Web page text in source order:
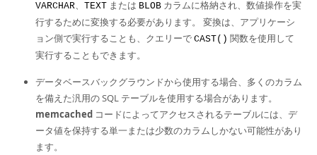
VARCHAR、 TEXT または BLOB カラムに格納され、数値操作を実
行するために変換する必要があります。 変換は、アプリケーシ
ョン側で実行することも、クエリーで CAST() 関数を使用して
実行することもできます。
データベースバックグラウンドから使用する場合、多くのカラム
を備えた汎用の SQL テーブルを使用する場合があります。
memcached コードによってアクセスされるテーブルには、デ
ータ値を保持する単一または少数のカラムしかない可能性があり
ます。